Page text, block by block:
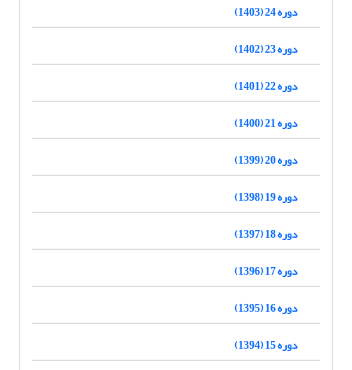
دوره 24 (1403)
دوره 23 (1402)
دوره 22 (1401)
دوره 21 (1400)
دوره 20 (1399)
دوره 19 (1398)
دوره 18 (1397)
دوره 17 (1396)
دوره 16 (1395)
دوره 15 (1394)